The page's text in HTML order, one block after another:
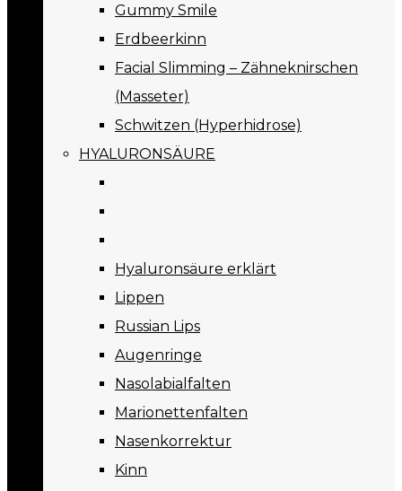
Gummy Smile
Erdbeerkinn
Facial Slimming – Zähneknirschen
(Masseter)
Schwitzen (Hyperhidrose)
HYALURONSÄURE
Hyaluronsäure erklärt
Lippen
Russian Lips
Augenringe
Nasolabialfalten
Marionettenfalten
Nasenkorrektur
Kinn